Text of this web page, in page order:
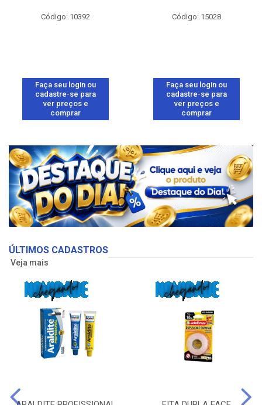
Código: 10392
Faça seu login ou
cadastre-se para
ver preços e
comprar
Código: 15028
Faça seu login ou
cadastre-se para
ver preços e
comprar
ÚLTIMOS CADASTROS
Veja mais